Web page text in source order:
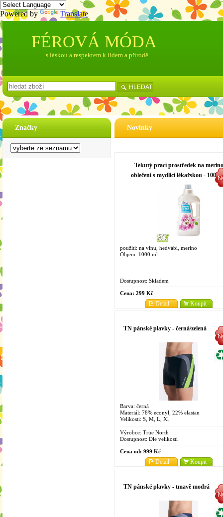
Powered by Translate
Značky Novinky
Tekutý prací prostředek na merino
oblečení s mydlicí lékařskou - 1000
použití: na vlnu, hedvábí, merino
Objem: 1000 ml
Dostupnost: Skladem
Cena: 299 Kč
Koupit
Detail
TN pánské plavky - černá/zelená
Barva: černá
Materiál: 78% econyl, 22% elastan
Velikosti: S, M, L, Xl
Výrobce: True North
Dostupnost: Dle velikosti
Cena od: 999 Kč
Koupit
Detail
TN pánské plavky - tmavě modrá
FÉROVÁ MÓDA
... s láskou a respektem k lidem a přírodě
HLEDAT